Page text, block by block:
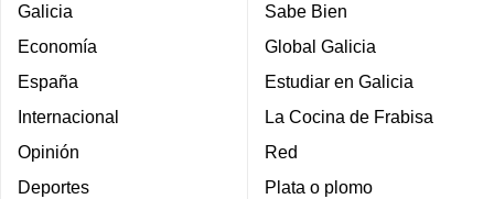
Galicia
Economía
España
Internacional
Opinión
Deportes
Sabe Bien
Global Galicia
Estudiar en Galicia
La Cocina de Frabisa
Red
Plata o plomo